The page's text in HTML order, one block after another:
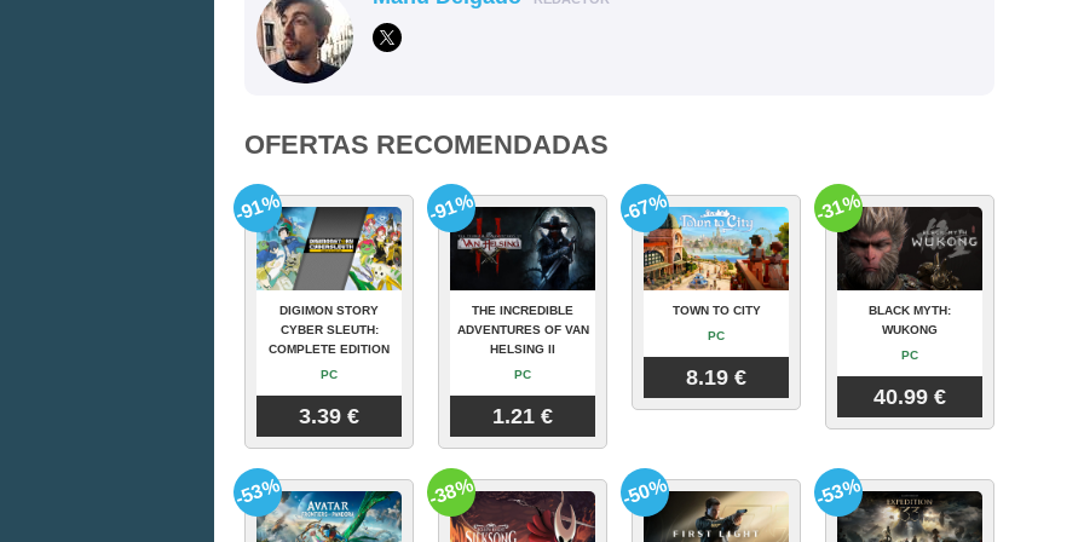
OFERTAS RECOMENDADAS
DIGIMON STORY
CYBER SLEUTH:
COMPLETE EDITION
PC
3.39 €
-91%
THE INCREDIBLE
ADVENTURES OF VAN
HELSING II
PC
1.21 €
-91%
TOWN TO CITY
PC
8.19 €
-67%
BLACK MYTH:
WUKONG
PC
40.99 €
-31%
-53% -38% -50% -53%